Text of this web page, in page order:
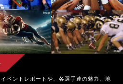
ベントレポートや、各選手達の魅力、地